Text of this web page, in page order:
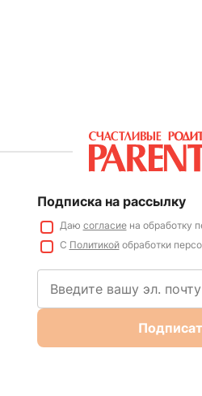
Подписка на рассылку
Даю согласиена обработку
С Политикойобработки